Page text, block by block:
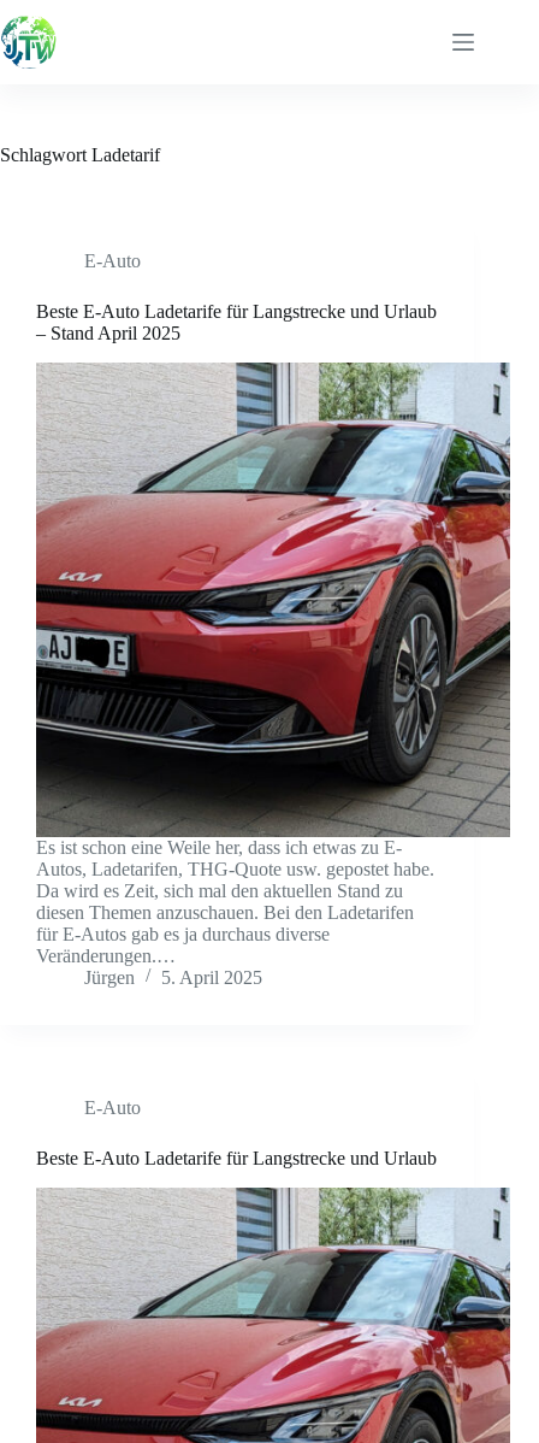
Inhalt
springen
Schlagwort Ladetarif
E-Auto
Beste E-Auto Ladetarife für Langstrecke und Urlaub
– Stand April 2025
Es ist schon eine Weile her, dass ich etwas zu E-
Autos, Ladetarifen, THG-Quote usw. gepostet habe.
Da wird es Zeit, sich mal den aktuellen Stand zu
diesen Themen anzuschauen. Bei den Ladetarifen
für E-Autos gab es ja durchaus diverse
Veränderungen.…
Jürgen
5. April 2025
E-Auto
Beste E-Auto Ladetarife für Langstrecke und Urlaub